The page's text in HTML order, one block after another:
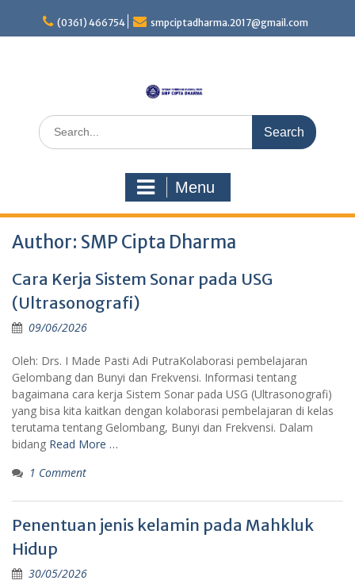
i
(0361) 466754 smpciptadharma.2017@gmail.com
S
e
o
:
Menu
Author: SMP Cipta Dharma
Cara Kerja Sistem Sonar pada USG
(Ultrasonografi)
09/06/2026
Oleh: Drs. I Made Pasti Adi PutraKolaborasi pembelajaran
Gelombang dan Bunyi dan Frekvensi. Informasi tentang
bagaimana cara kerja Sistem Sonar pada USG (Ultrasonografi)
yang bisa kita kaitkan dengan kolaborasi pembelajaran di kelas
terutama tentang Gelombang, Bunyi dan Frekvensi. Dalam
bidang Read More …
1 Comment
Penentuan jenis kelamin pada Mahkluk
Hidup
30/05/2026